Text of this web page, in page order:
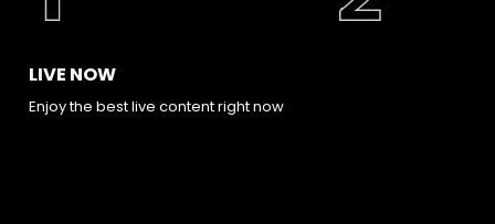
LIVE NOW
Enjoy the best live content right now